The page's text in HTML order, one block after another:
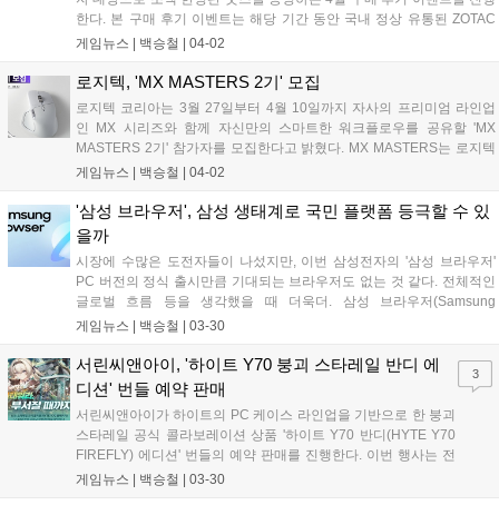
한다. 본 구매 후기 이벤트는 해당 기간 동안 국내 정상 유통된 ZOTAC
GAMING GeForce RTX 50 시리즈 그래픽카드 구매자 대상으로 진행되
분들에 한 해 제공된다. 경품으로는 ZOTAC GAMING 캐릭터 콜라보레
이션 에코백을 증정한다....
게임뉴스 | 백승철 04-02
로지텍, 'MX MASTERS 2기' 모집
로지텍 코리아는 3월 27일부터 4월 10일까지 자사의 프리미엄 라인업
인 MX 시리즈와 함께 자신만의 스마트한 워크플로우를 공유할 'MX
MASTERS 2기' 참가자를 모집한다고 밝혔다. MX MASTERS는 로지텍
이 운영하는 커뮤니티인 'MX Community'를 기반으로, 사용자의 작업 방
선발된 참가자는 약 6개월간 SNS 채널과 연계된 월별 미션 및 콘텐츠 제
작 프로그램에 참여하며, 자신의 업무 환경과 키보드·마우스 세팅, 생산
성 도구 활용 방식 등 MX 시리즈 활용 경험을 공유하게 된다....
게임뉴스 | 백승철 04-02
'삼성 브라우저', 삼성 생태계로 국민 플랫폼 등극할 수 있
을까
시장에 수많은 도전자들이 나섰지만, 이번 삼성전자의 '삼성 브라우저'
PC 버전의 정식 출시만큼 기대되는 브라우저도 없는 것 같다. 전체적인
글로벌 흐름 등을 생각했을 때 더욱더. 삼성 브라우저(Samsung
Browser)의 PC 버전은 3월 25일 정식 출시됐으며, 작년인 2025년 10월
선보이게 됐다고 한다....
게임뉴스 | 백승철 03-30
서린씨앤아이, '하이트 Y70 붕괴 스타레일 반디 에
디션' 번들 예약 판매
서린씨앤아이가 하이트의 PC 케이스 라인업을 기반으로 한 붕괴
스타레일 공식 콜라보레이션 상품 '하이트 Y70 반디(HYTE Y70
FIREFLY) 에디션' 번들의 예약 판매를 진행한다. 이번 행사는 전
용 테마로 구성된 풀패키지 상품을 사전 예약 구매하는 소비자에
게임뉴스 | 백승철 03-30
3